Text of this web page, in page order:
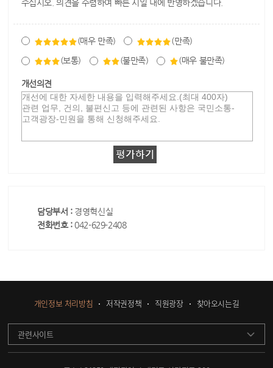
주십시오. 의견을 수렴하여 빠른 시일 내에 반영하겠습니다.
(매우 만족) (만족)
(보통) (불만족) (매우 불만족)
개선의견
담당부서 : 경영혁신실
전화번호 : 042-629-2408
개인정보 처리방침 저작권정책 직원광장 찾아오시는길
관련사이트